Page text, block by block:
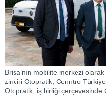
Brisa’nın mobilite merkezi olarak
zinciri Otopratik, Cenntro
Otopratik, iş birliği çerçevesinde